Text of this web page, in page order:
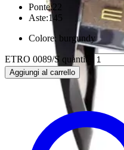
Ponte:22
Aste:145
Colore: burgundy
ETRO 0089/S quantità
Aggiungi al carrello